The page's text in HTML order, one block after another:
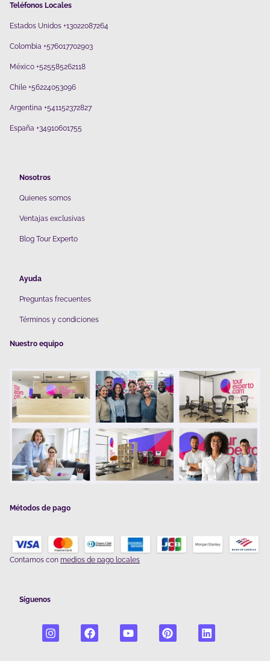
Teléfonos Locales
Estados Unidos +13022087264
Colombia +576017702903
México +525585262118
Chile +56224053096
Argentina +541152372827
España +34910601755
Nosotros
Quienes somos
Ventajas exclusivas
Blog Tour Experto
Ayuda
Preguntas frecuentes
Términos y condiciones
Nuestro equipo
Métodos de pago
Contamos con medios de pago locales
Síguenos